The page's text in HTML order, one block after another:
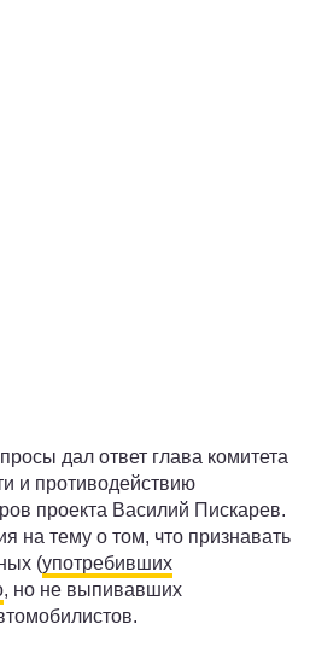
дал ответ глава комитета
и противодействию
проекта Василий Пискарев.
на тему о том, что признавать
(употребивших
, но не выпивавших